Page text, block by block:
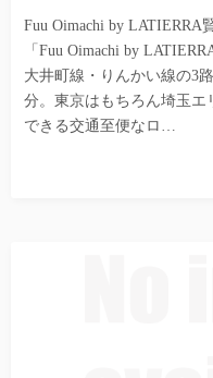
Fuu Oimachi by
「Fuu Oimachi by
大井町線・りんかい線の3
分。東京はもちろん埼玉
できる交通至便なロ…